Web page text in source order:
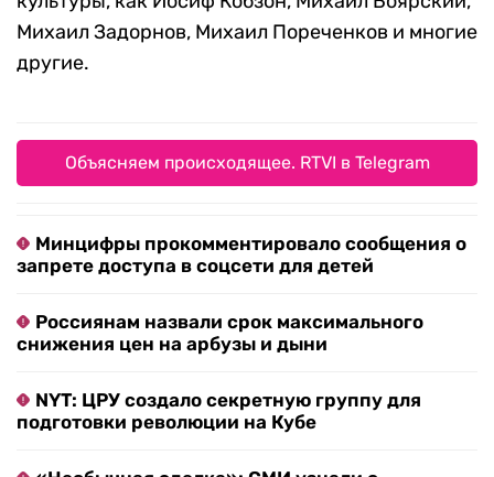
Михаил Задорнов, Михаил Пореченков и многие
другие.
Объясняем происходящее. RTVI в Telegram
Минцифры прокомментировало сообщения о
запрете доступа в соцсети для детей
Россиянам назвали срок максимального
снижения цен на арбузы и дыни
NYT: ЦРУ создало секретную группу для
подготовки революции на Кубе